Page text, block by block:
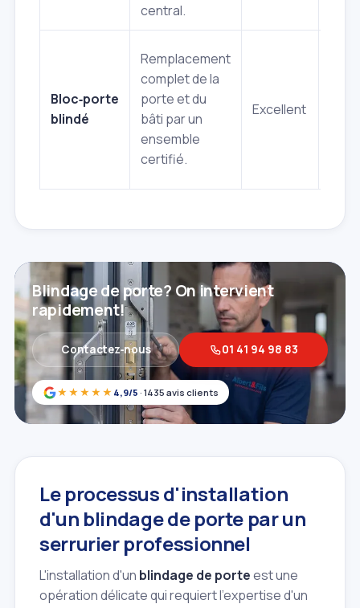
central.
Bloc‑porte
blindé
Remplacement
complet de la
porte et du
bâti par un
ensemble
certifié.
Excellent
★★★★★ 4,9/5 · 1435 avis clients
Blindage de porte? On intervient
rapidement!
Contactez‑nous 01 41 94 98 83
Le processus d'installation
d'un blindage de porte par un
serrurier professionnel
L'installation d'un blindage de porteest une
opération délicate qui requiert l'expertise d'un